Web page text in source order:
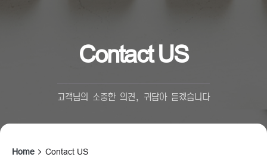
Contact US
고객님의 소중한 의견, 귀담아 듣겠습니다
Home Contact US